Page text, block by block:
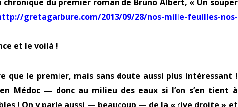
chronique du premier roman de Bruno Albert, « Un souper
gretagarbure.com/2013/09/28/nos-mille-feuilles-nos-
et le voilà !
le premier, mais sans doute aussi plus intéressant !
Médoc — donc au milieu des eaux si l’on s’en tient à
! On y parle aussi — beaucoup — de la « rive droite » et